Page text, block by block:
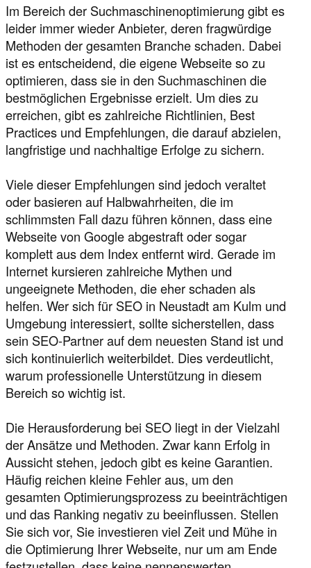
Im Bereich der Suchmaschinenoptimierung gibt es
leider immer wieder Anbieter, deren fragwürdige
Methoden der gesamten Branche schaden. Dabei
ist es entscheidend, die eigene Webseite so zu
optimieren, dass sie in den Suchmaschinen die
bestmöglichen Ergebnisse erzielt. Um dies zu
erreichen, gibt es zahlreiche Richtlinien, Best
Practices und Empfehlungen, die darauf abzielen,
langfristige und nachhaltige Erfolge zu sichern.
Viele dieser Empfehlungen sind jedoch veraltet
oder basieren auf Halbwahrheiten, die im
schlimmsten Fall dazu führen können, dass eine
Webseite von Google abgestraft oder sogar
komplett aus dem Index entfernt wird. Gerade im
Internet kursieren zahlreiche Mythen und
ungeeignete Methoden, die eher schaden als
helfen. Wer sich für SEO in Neustadt am Kulm und
Umgebung interessiert, sollte sicherstellen, dass
sein SEO-Partner auf dem neuesten Stand ist und
sich kontinuierlich weiterbildet. Dies verdeutlicht,
warum professionelle Unterstützung in diesem
Bereich so wichtig ist.
Die Herausforderung bei SEO liegt in der Vielzahl
der Ansätze und Methoden. Zwar kann Erfolg in
Aussicht stehen, jedoch gibt es keine Garantien.
Häufig reichen kleine Fehler aus, um den
gesamten Optimierungsprozess zu beeinträchtigen
und das Ranking negativ zu beeinflussen. Stellen
Sie sich vor, Sie investieren viel Zeit und Mühe in
die Optimierung Ihrer Webseite, nur um am Ende